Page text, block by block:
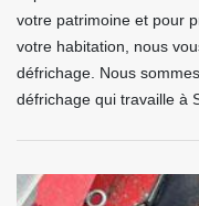
votre patrimoine et pour
votre habitation, nous
défrichage. Nous
défrichage qui travaille à